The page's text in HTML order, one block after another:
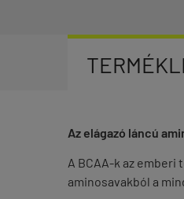
Az elágazó láncú
A BCAA-k az
aminosavakból a